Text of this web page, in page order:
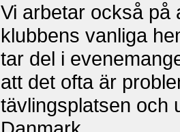
Vi arbetar också på
klubbens vanliga
tar del i
att det ofta är
tävlingsplatsen och